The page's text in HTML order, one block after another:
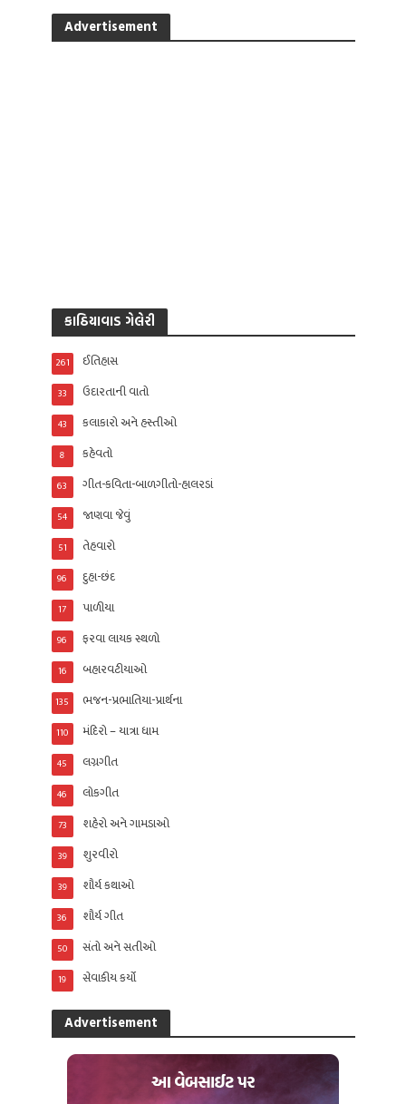
Advertisement
કાઠિયાવાડ ગેલેરી
ઈતિહાસ
261
ઉદારતાની વાતો
33
કલાકારો અને હસ્તીઓ
43
કહેવતો
8
ગીત-કવિતા-બાળગીતો-હાલરડાં
63
જાણવા જેવું
54
તેહવારો
51
દુહા-છંદ
96
પાળીયા
17
ફરવા લાયક સ્થળો
96
બહારવટીયાઓ
16
ભજન-પ્રભાતિયા-પ્રાર્થના
135
મંદિરો – યાત્રા ધામ
110
લગ્નગીત
45
લોકગીત
46
શહેરો અને ગામડાઓ
73
શુરવીરો
39
શૌર્ય કથાઓ
39
શૌર્ય ગીત
36
સંતો અને સતીઓ
50
સેવાકીય કર્યો
19
Advertisement